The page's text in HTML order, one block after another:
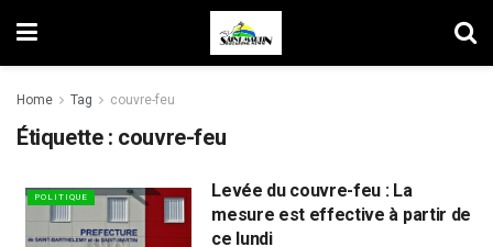
Home Tag couvre-feu
Étiquette : couvre-feu
POLITIQUE
Levée du couvre-feu : La
mesure est effective à partir de
ce lundi